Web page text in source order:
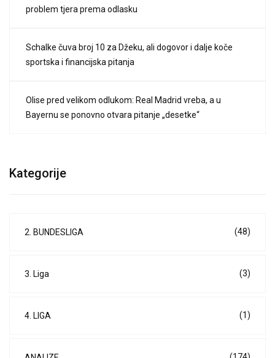
problem tjera prema odlasku
Schalke čuva broj 10 za Džeku, ali dogovor i dalje koče
sportska i financijska pitanja
Olise pred velikom odlukom: Real Madrid vreba, a u
Bayernu se ponovno otvara pitanje „desetke“
Kategorije
2. BUNDESLIGA (48)
3. Liga (3)
4. LIGA (1)